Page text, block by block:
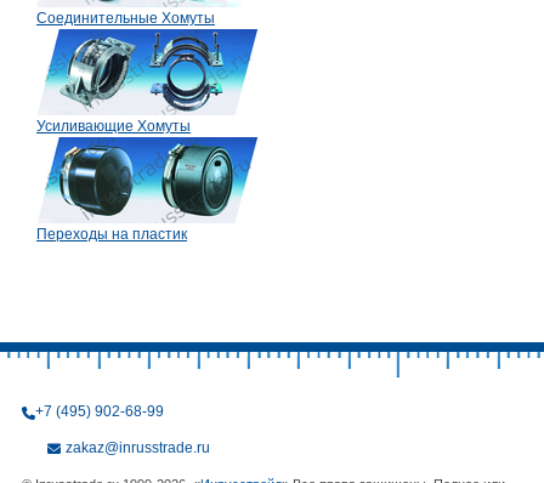
Соединительные Хомуты
Усиливающие Хомуты
Переходы на пластик
+7 (495) 902-68-99
zakaz@inrusstrade.ru